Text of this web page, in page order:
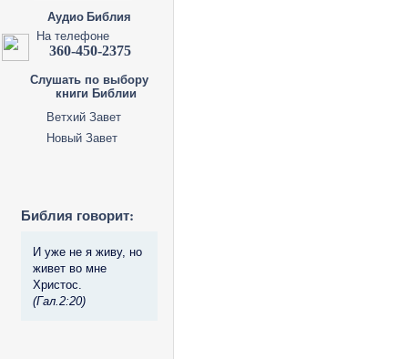
Аудио Библия
На телефоне
360-450-2375
Слушать по выбору
книги Библии
Ветхий Завет
Новый Завет
Библия говорит:
И уже не я живу, но
живет во мне
Христос.
(Гал.2:20)